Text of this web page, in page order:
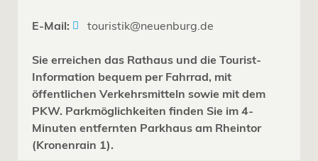
E-Mail: touristik@neuenburg.de
Sie erreichen das Rathaus und die Tourist-
Information bequem per Fahrrad, mit
öffentlichen Verkehrsmitteln sowie mit dem
PKW. Parkmöglichkeiten finden Sie im 4-
Minuten entfernten Parkhaus am Rheintor
(Kronenrain 1).